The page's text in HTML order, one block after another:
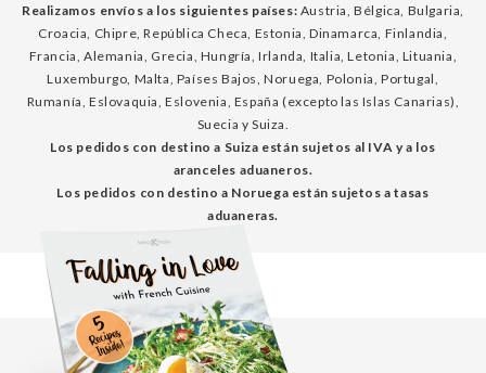
Realizamos envíos a los siguientes países: Austria, Bélgica, Bulgaria,
Croacia, Chipre, República Checa, Estonia, Dinamarca, Finlandia,
Francia, Alemania, Grecia, Hungría, Irlanda, Italia, Letonia, Lituania,
Luxemburgo, Malta, Países Bajos, Noruega, Polonia, Portugal,
Rumanía, Eslovaquia, Eslovenia, España (excepto las Islas Canarias),
Suecia y Suiza.
Los pedidos con destino a Suiza están sujetos al IVA y a los
aranceles aduaneros.
Los pedidos con destino a Noruega están sujetos a tasas
aduaneras.